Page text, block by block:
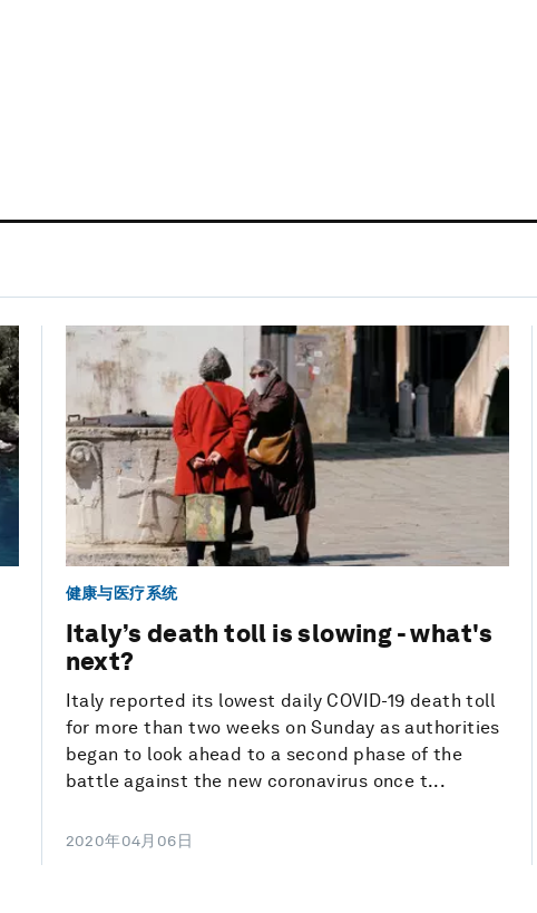
健康与医疗系统
Italy’s death toll is slowing - what's
next?
Italy reported its lowest daily COVID-19 death toll
for more than two weeks on Sunday as authorities
began to look ahead to a second phase of the
battle against the new coronavirus once t...
2020年04月06日